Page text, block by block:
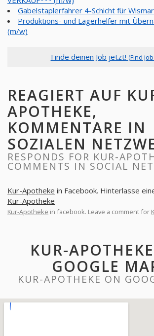
Gabelstaplerfahrer 4-Schicht für
Produktions- und Lagerhelfer mit
(m/w)
Finde deinen Job jetzt! (Find
REAGIERT AUF
APOTHEKE,
KOMMENTARE IN
SOZIALEN
RESPONDS FOR KUR-
COMMENTS IN SOCIAL
Kur-Apotheke in Facebook. Hinterlasse
Kur-Apotheke
Kur-Apotheke in facebook. Leave a comment for
KUR-
GOOGLE
KUR-APOTHEKE ON